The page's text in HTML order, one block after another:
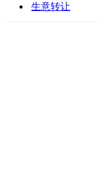
生意转让